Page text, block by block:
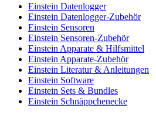
Einstein Datenlogger
Einstein Datenlogger-Zubehör
Einstein Sensoren
Einstein Sensoren-Zubehör
Einstein Apparate & Hilfsmittel
Einstein Apparate-Zubehör
Einstein Literatur & Anleitungen
Einstein Software
Einstein Sets & Bundles
Einstein Schnäppchenecke